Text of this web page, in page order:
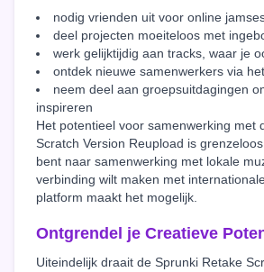
nodig vrienden uit voor online
deel projecten moeiteloos met
werk gelijktijdig aan tracks, waar je
ontdek nieuwe samenwerkers via
neem deel aan groepsuitdagingen
inspireren
Het potentieel voor samenwerking met
Scratch Version Reupload is
bent naar samenwerking met lokale
verbinding wilt maken met
platform maakt het mogelijk.
Ontgrendel je Creatieve
Uiteindelijk draait de Sprunki Retake